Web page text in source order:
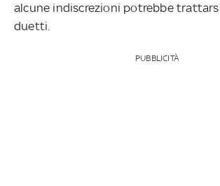
alcune indiscrezioni potrebbe
duetti.
PUBBLICITÀ